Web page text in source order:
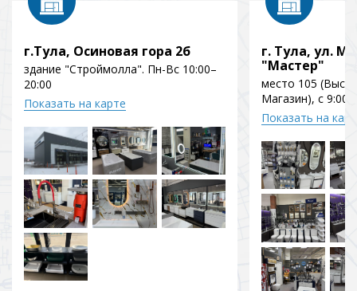
г.Тула, Осиновая гора 2б
здание "Строймолла". Пн-Вс 10:00–
20:00
Показать на карте
г. Тула, ул.
"Мастер"
место 105
Магазин), с 9:00
Показать на